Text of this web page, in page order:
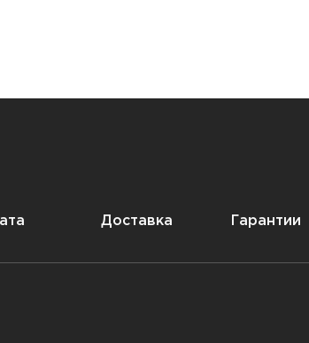
Доставка Гарантии